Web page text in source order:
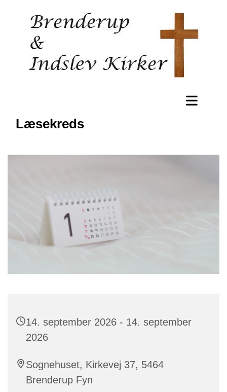
Læsekreds
14. september 2026 - 14. september
2026
Sognehuset, Kirkevej 37, 5464
Brenderup Fyn